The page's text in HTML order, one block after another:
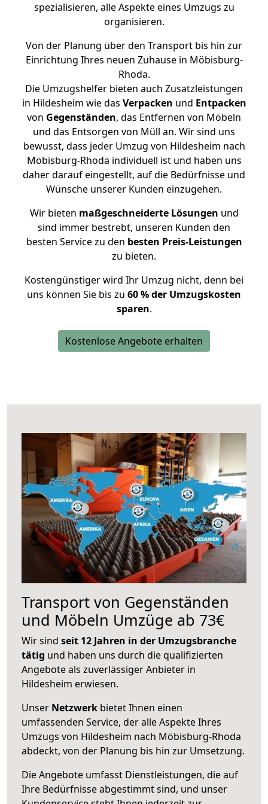
spezialisieren, alle Aspekte eines Umzugs zu
organisieren.
Von der Planung über den Transport bis hin zur
Einrichtung Ihres neuen Zuhause in Möbisburg-
Rhoda.
Die Umzugshelfer bieten auch Zusatzleistungen
in Hildesheim wie das Verpacken und Entpacken
von Gegenständen, das Entfernen von Möbeln
und das Entsorgen von Müll an. Wir sind uns
bewusst, dass jeder Umzug von Hildesheim nach
Möbisburg-Rhoda individuell ist und haben uns
daher darauf eingestellt, auf die Bedürfnisse und
Wünsche unserer Kunden einzugehen.
Wir bieten maßgeschneiderte Lösungen und
sind immer bestrebt, unseren Kunden den
besten Service zu den besten Preis-Leistungen
zu bieten.
Kostengünstiger wird Ihr Umzug nicht, denn bei
uns können Sie bis zu 60 % der Umzugskosten
sparen.
Kostenlose Angebote erhalten
Transport von Gegenständen
und Möbeln Umzüge ab 73€
Wir sind seit 12 Jahren in der Umzugsbranche
tätig und haben uns durch die qualifizierten
Angebote als zuverlässiger Anbieter in
Hildesheim erwiesen.
Unser Netzwerk bietet Ihnen einen
umfassenden Service, der alle Aspekte Ihres
Umzugs von Hildesheim nach Möbisburg-Rhoda
abdeckt, von der Planung bis hin zur Umsetzung.
Die Angebote umfasst Dienstleistungen, die auf
Ihre Bedürfnisse abgestimmt sind, und unser